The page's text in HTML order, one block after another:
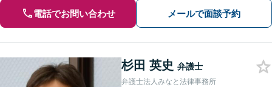
電話でお問い合わせ メールで面談予約
杉田 英史 弁護士
弁護士法人みなと法律事務所